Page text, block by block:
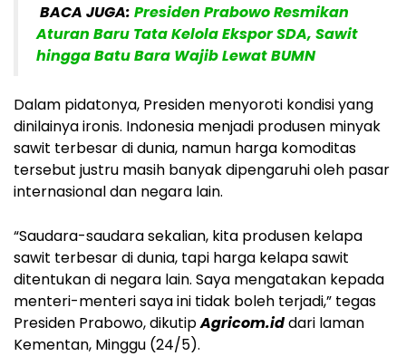
BACA JUGA: Presiden Prabowo Resmikan
Aturan Baru Tata Kelola Ekspor SDA, Sawit
hingga Batu Bara Wajib Lewat BUMN
Dalam pidatonya, Presiden menyoroti kondisi yang
dinilainya ironis. Indonesia menjadi produsen minyak
sawit terbesar di dunia, namun harga komoditas
tersebut justru masih banyak dipengaruhi oleh pasar
internasional dan negara lain.
“Saudara-saudara sekalian, kita produsen kelapa
sawit terbesar di dunia, tapi harga kelapa sawit
ditentukan di negara lain. Saya mengatakan kepada
menteri-menteri saya ini tidak boleh terjadi,” tegas
Presiden Prabowo, dikutipAgricom.iddari laman
Kementan, Minggu (24/5).